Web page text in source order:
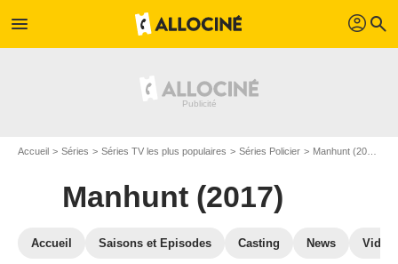
menu profil search
Accueil Séries Séries TV les plus populaires Séries Policier Manhunt (2017)
Manhunt (2017)
Accueil Saisons et Episodes Casting News